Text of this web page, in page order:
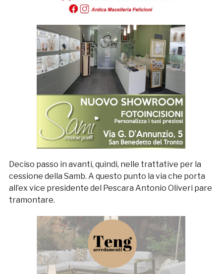
Deciso passo in avanti, quindi, nelle trattative per la
cessione della Samb. A questo punto la via che porta
all’ex vice presidente del Pescara Antonio Oliveri pare
tramontare.